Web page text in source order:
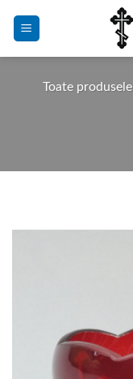
Toate produsele